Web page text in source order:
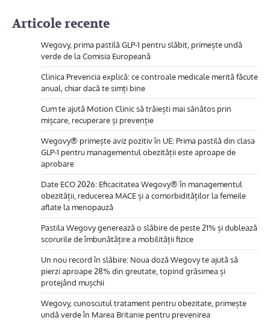
Articole recente
Wegovy, prima pastilă GLP-1 pentru slăbit, primește undă
verde de la Comisia Europeană
Clinica Prevencia explică: ce controale medicale merită făcute
anual, chiar dacă te simți bine
Cum te ajută Motion Clinic să trăiești mai sănătos prin
mișcare, recuperare și prevenție
Wegovy® primește aviz pozitiv în UE: Prima pastilă din clasa
GLP-1 pentru managementul obezității este aproape de
aprobare
Date ECO 2026: Eficacitatea Wegovy® în managementul
obezității, reducerea MACE și a comorbidităților la femeile
aflate la menopauză
Pastila Wegovy generează o slăbire de peste 21% și dublează
scorurile de îmbunătățire a mobilității fizice
Un nou record în slăbire: Noua doză Wegovy te ajută să
pierzi aproape 28% din greutate, topind grăsimea și
protejând mușchii
Wegovy, cunoscutul tratament pentru obezitate, primește
undă verde în Marea Britanie pentru prevenirea